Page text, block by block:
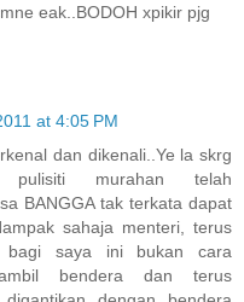
eak..BODOH xpikir pjg
at 4:05 PM
dan dikenali..Ye la skrg
murahan telah
BANGGA tak terkata dapat
sahaja menteri, terus
bagi saya ini bukan cara
bendera dan terus